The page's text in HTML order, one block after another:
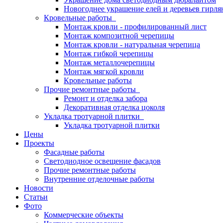
Новогоднее украшение елей и деревьев
Кровельные работы
Монтаж кровли - профилированный лист
Монтаж композитной черепицы
Монтаж кровли - натуральная черепица
Монтаж гибкой черепицы
Монтаж металлочерепицы
Монтаж мягкой кровли
Кровельные работы
Прочие ремонтные работы
Ремонт и отделка забора
Декоративная отделка цоколя
Укладка тротуарной плитки
Укладка тротуарной плитки
Цены
Проекты
Фасадные работы
Светодиодное освещение фасадов
Прочие ремонтные работы
Внутренние отделочные работы
Новости
Статьи
Фото
Коммерческие объекты